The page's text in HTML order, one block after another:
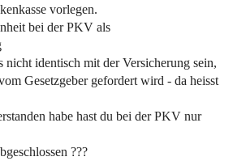
vorlegen.
bei der PKV als
nicht identisch mit der Versicherung sein,
Gesetzgeber gefordert wird - da heisst
habe hast du bei der PKV nur
???